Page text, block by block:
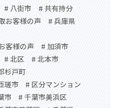
# 八街市
# 共有持分
お客様の声
# 兵庫県
客様の声
# 加須市
# 北区
# 北本市
杉戸町
瑳市
# 区分マンション
市
# 千葉市美浜区